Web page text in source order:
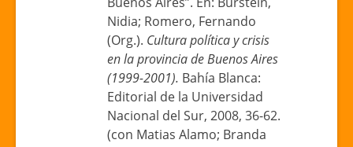
Nidia; Romero, Fernando
(Org.). Cultura política y crisis
en la provincia de Buenos Aires
(1999-2001). Bahía Blanca:
Editorial de la Universidad
Nacional del Sur, 2008, 36-62.
(con Matias Alamo; Branda